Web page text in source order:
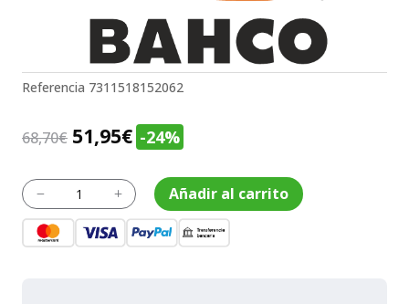
Referencia 7311518152062
68,70€ El
original
era:
68,70€.
51,95€El
actual
es:
51,95€.
-24%
K
Pertigas
De
Aluminio
Extensibl
L Añadir al carrito